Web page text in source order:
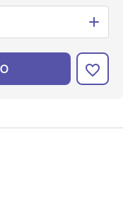
prikazovanje ustreznih
boste deležni našega